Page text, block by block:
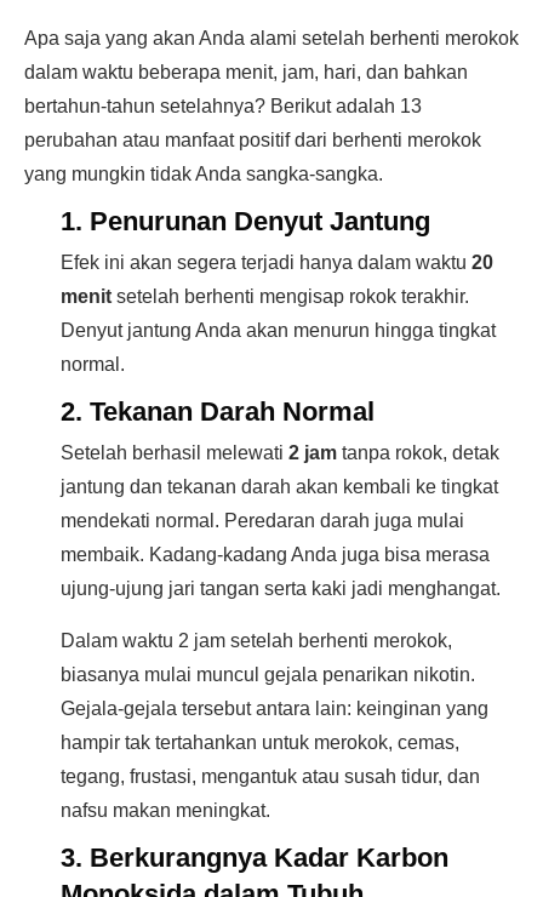
Apa saja yang akan Anda alami setelah berhenti merokok
dalam waktu beberapa menit, jam, hari, dan bahkan
bertahun-tahun setelahnya? Berikut adalah 13
perubahan atau manfaat positif dari berhenti merokok
yang mungkin tidak Anda sangka-sangka.
1. Penurunan Denyut Jantung
Efek ini akan segera terjadi hanya dalam waktu 20
menit setelah berhenti mengisap rokok terakhir.
Denyut jantung Anda akan menurun hingga tingkat
normal.
2. Tekanan Darah Normal
Setelah berhasil melewati 2 jam tanpa rokok, detak
jantung dan tekanan darah akan kembali ke tingkat
mendekati normal. Peredaran darah juga mulai
membaik. Kadang-kadang Anda juga bisa merasa
ujung-ujung jari tangan serta kaki jadi menghangat.
Dalam waktu 2 jam setelah berhenti merokok,
biasanya mulai muncul gejala penarikan nikotin.
Gejala-gejala tersebut antara lain: keinginan yang
hampir tak tertahankan untuk merokok, cemas,
tegang, frustasi, mengantuk atau susah tidur, dan
nafsu makan meningkat.
3. Berkurangnya Kadar Karbon